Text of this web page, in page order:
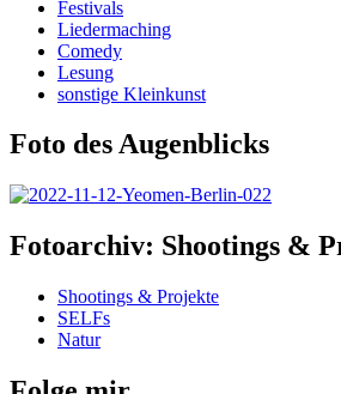
Festivals
Liedermaching
Comedy
Lesung
sonstige Kleinkunst
Foto des Augenblicks
Fotoarchiv: Shootings &
Shootings & Projekte
SELFs
Natur